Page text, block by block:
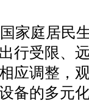
庭居民
行受限、
应调整，
备的多元